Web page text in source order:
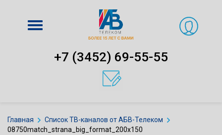
Включить
+7 (3452) 69-55-55
Главная
Список ТВ-каналов от АБВ-Телеком
08750match_strana_big_format_200x150